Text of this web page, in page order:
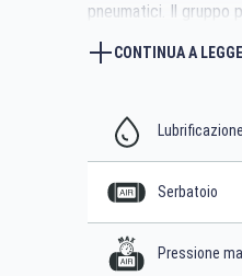
pneumatici. Il gruppo
dotata di due
CONTINUA A
Lubrificazione
Serbatoio
Pressione